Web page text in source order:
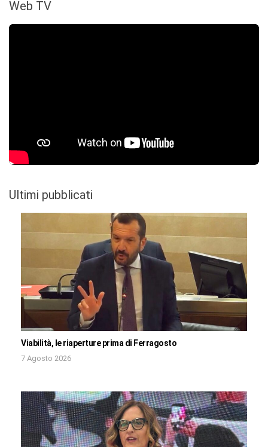
Web TV
Ultimi pubblicati
Viabilità, le riaperture prima di Ferragosto
7 Agosto 2026